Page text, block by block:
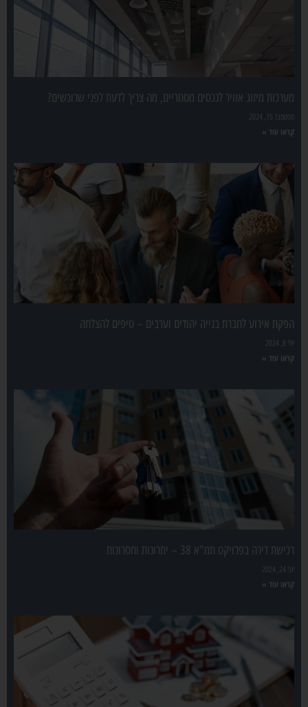
מערכות מיזוג אוויר לנכסים מסחריים, מה צריך לדעת לפני שרוכשים?
ספטמבר 15, 2024
קראו עוד »
הפקת אירוע לחברת בנייה יהודים וערבים – טיפים להצלחה
יולי 8, 2024
קראו עוד »
רכישת דירה בפרויקט תמ"א 38 – יתרונות וחסרונות
יוני 24, 2024
קראו עוד »